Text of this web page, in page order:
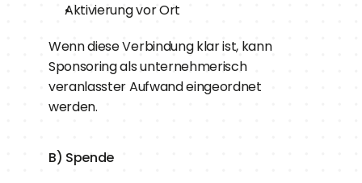
Aktivierung vor Ort
Wenn diese Verbindung klar ist, kann
Sponsoring als unternehmerisch
veranlasster Aufwand eingeordnet
werden.
B) Spende